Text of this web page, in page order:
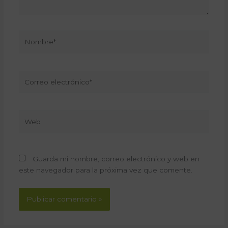
electrónico*
Guarda mi nombre, correo electrónico y web en
este navegador para la próxima vez que comente.